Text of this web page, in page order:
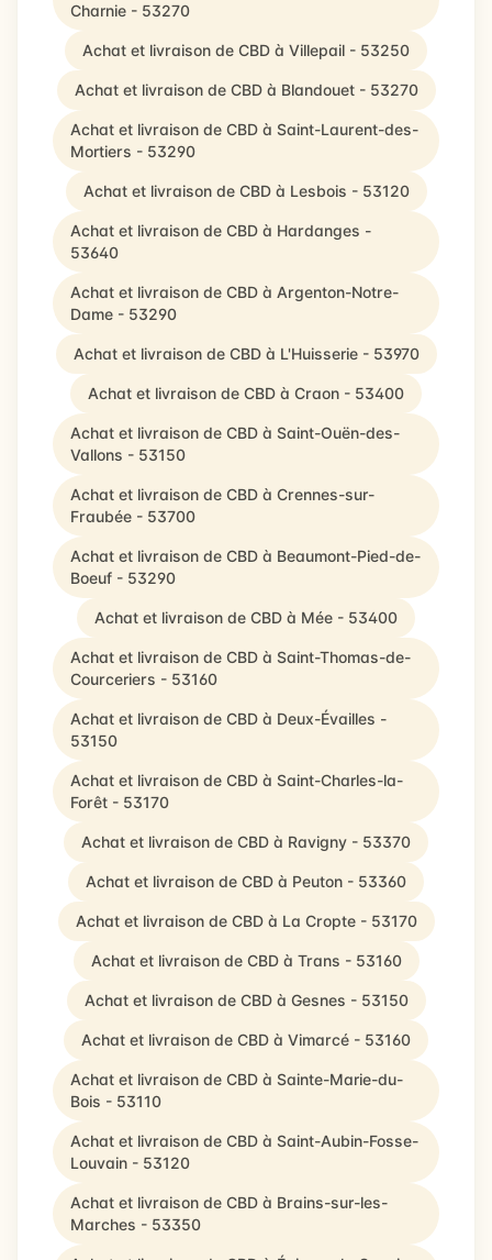
Charnie - 53270
Achat et livraison de CBD à Villepail - 53250
Achat et livraison de CBD à Blandouet - 53270
Achat et livraison de CBD à Saint-Laurent-des-
Mortiers - 53290
Achat et livraison de CBD à Lesbois - 53120
Achat et livraison de CBD à Hardanges -
53640
Achat et livraison de CBD à Argenton-Notre-
Dame - 53290
Achat et livraison de CBD à L'Huisserie - 53970
Achat et livraison de CBD à Craon - 53400
Achat et livraison de CBD à Saint-Ouën-des-
Vallons - 53150
Achat et livraison de CBD à Crennes-sur-
Fraubée - 53700
Achat et livraison de CBD à Beaumont-Pied-de-
Boeuf - 53290
Achat et livraison de CBD à Mée - 53400
Achat et livraison de CBD à Saint-Thomas-de-
Courceriers - 53160
Achat et livraison de CBD à Deux-Évailles -
53150
Achat et livraison de CBD à Saint-Charles-la-
Forêt - 53170
Achat et livraison de CBD à Ravigny - 53370
Achat et livraison de CBD à Peuton - 53360
Achat et livraison de CBD à La Cropte - 53170
Achat et livraison de CBD à Trans - 53160
Achat et livraison de CBD à Gesnes - 53150
Achat et livraison de CBD à Vimarcé - 53160
Achat et livraison de CBD à Sainte-Marie-du-
Bois - 53110
Achat et livraison de CBD à Saint-Aubin-Fosse-
Louvain - 53120
Achat et livraison de CBD à Brains-sur-les-
Marches - 53350